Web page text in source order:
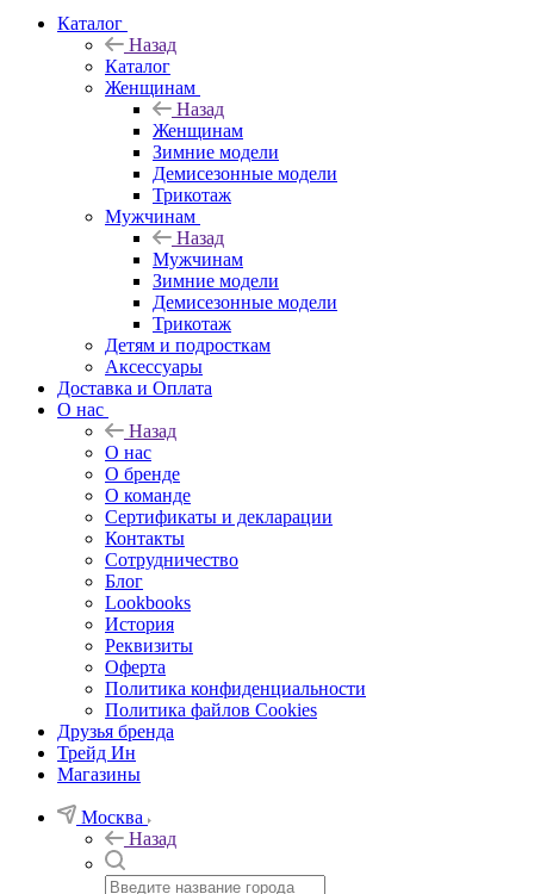
Каталог
Назад
Каталог
Женщинам
Назад
Женщинам
Зимние модели
Демисезонные модели
Трикотаж
Мужчинам
Назад
Мужчинам
Зимние модели
Демисезонные модели
Трикотаж
Детям и подросткам
Аксессуары
Доставка и Оплата
О нас
Назад
О нас
О бренде
О команде
Сертификаты и декларации
Контакты
Сотрудничество
Блог
Lookbooks
История
Реквизиты
Оферта
Политика конфиденциальности
Политика файлов Cookies
Друзья бренда
Трейд Ин
Магазины
Москва
Назад